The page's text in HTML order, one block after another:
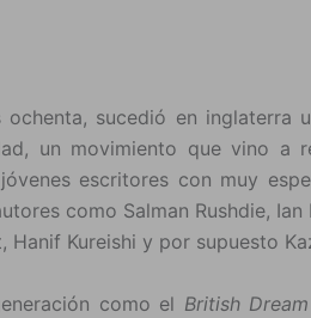
sucedió en inglaterra
un movimiento que vino a
escritores con muy
como Salman Rushdie,
Hanif Kureishi y por supuesto
como el British